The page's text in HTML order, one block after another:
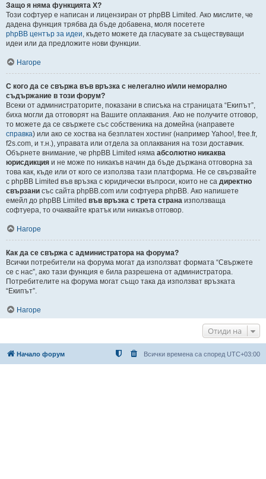
Защо я няма функцията X?
Този софтуер е написан и лицензиран от phpBB Limited. Ако мислите, че
дадена функция трябва да бъде добавена, моля посетете
phpBB център за идеи , където можете да гласувате за съществуващи
идеи или да предложите нови функции.
Нагоре
С кого да се свържа във връзка с нелегално и/или неморално
съдържание в този форум?
Всеки от администраторите, показани в списъка на страницата “Екипът”,
биха могли да отговорят на Вашите оплаквания. Ако не получите отговор,
то можете да се свържете със собственика на домейна (направете
справка) или ако се хоства на безплатен хостинг (например Yahoo!, free.fr,
f2s.com, и т.н.), управата или отдела за оплаквания на този доставчик.
Обърнете внимание, че phpBB Limited няма абсолютно никаква
юрисдикция и не може по никакъв начин да бъде държана отговорна за
това как, къде или от кого се използва тази платформа. Не се свързвайте
с phpBB Limited във връзка с юридически въпроси, които не са директно
свързани със сайта phpBB.com или софтуера phpBB. Ако напишете
емейл до phpBB Limited във връзка с трета страна използваща
софтуера, то очаквайте кратък или никакъв отговор.
Нагоре
Как да се свържа с администратора на форума?
Всички потребители на форума могат да използват формата “Свържете
се с нас”, ако тази функция е била разрешена от администратора.
Потребителите на форума могат също така да използват връзката
“Екипът”.
Нагоре
Отиди на
Начало форум Всички времена са според UTC+03:00